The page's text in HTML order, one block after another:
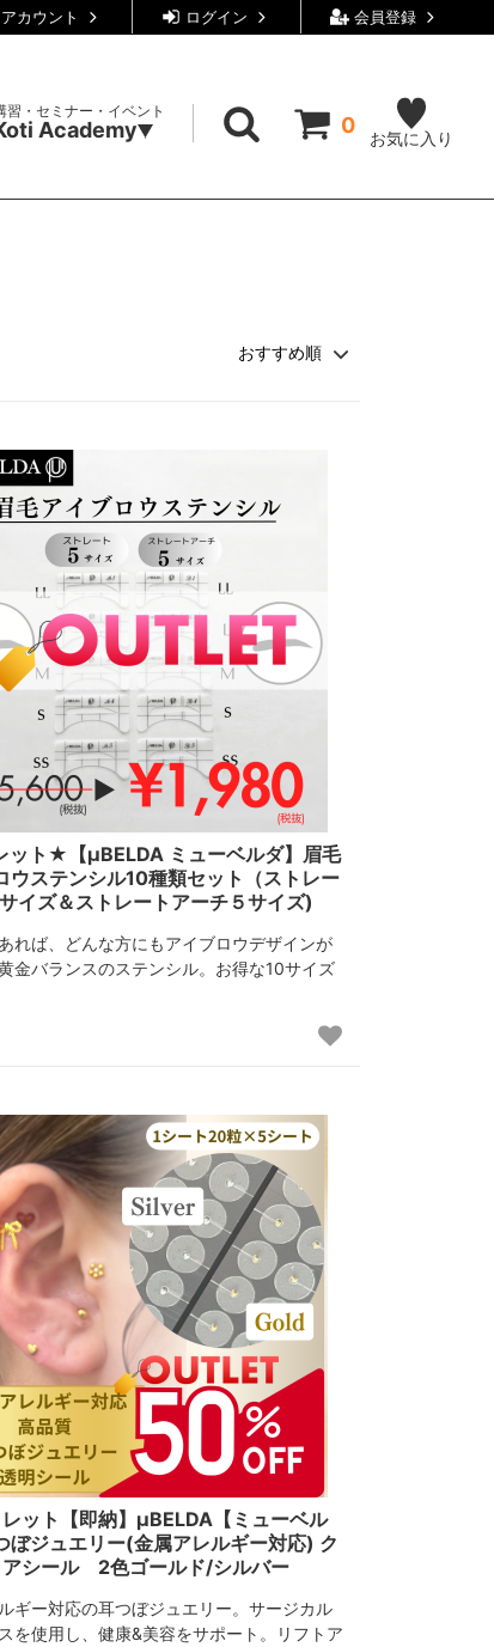
会員登録
ログイン
アカウント
習・セミナー・イベント
Academy
流会
0
お気に入り
ット★【μBELDA ミューベルダ】眉毛
ウステンシル10種類セット（ストレー
サイズ＆ストレートアーチ５サイズ)
れば、どんな方にもアイブロウデザインが
金バランスのステンシル。お得な10サイズ
ット【即納】μBELDA【ミューベル
ぼジュエリー(金属アレルギー対応) ク
アシール 2色ゴールド/シルバー
ギー対応の耳つぼジュエリー。サージカル
を使用し、健康&美容をサポート。リフトア